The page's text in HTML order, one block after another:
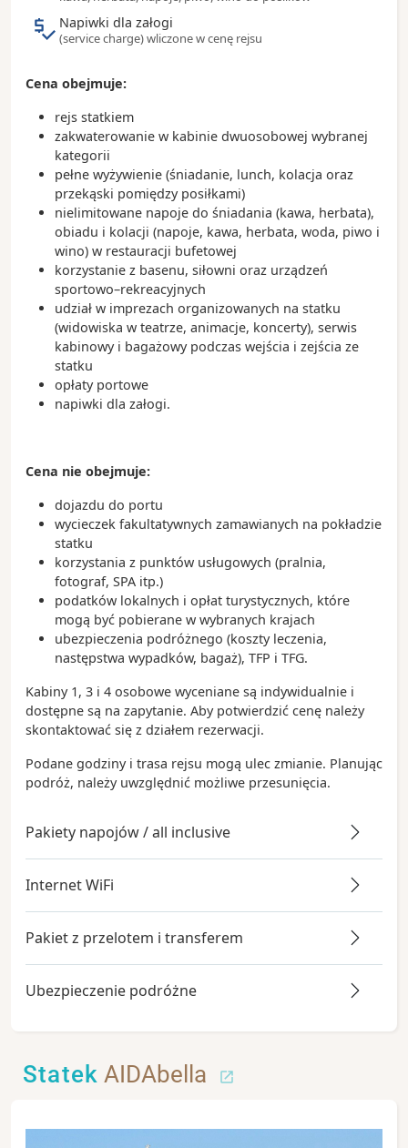
pierwszej fali popularności miasta wśród
zagranicznych turystów.
wycieczki do Negril, Ocho Rios i Falmouth.
katamaranem, rafting na bamboo raft, wizytę w
bioluminescencyjnejLuminous Lagoonczy
wycieczki do wodospadów.
Napiwki dla załogi
(service charge) wliczone w cenę rejsu
Cena obejmuje:
rejs statkiem
zakwaterowanie w kabinie dwuosobowej wybranej
kategorii
pełne wyżywienie (śniadanie, lunch, kolacja oraz
przekąski pomiędzy posiłkami)
nielimitowane napoje do śniadania (kawa, herbata),
obiadu i kolacji (napoje, kawa, herbata, woda, piwo i
wino) w restauracji bufetowej
korzystanie z basenu, siłowni oraz urządzeń
sportowo–rekreacyjnych
udział w imprezach organizowanych na statku
(widowiska w teatrze, animacje, koncerty), serwis
kabinowy i bagażowy podczas wejścia i zejścia ze
statku
opłaty portowe
napiwki dla załogi.
Cena nie obejmuje:
dojazdu do portu
wycieczek fakultatywnych zamawianych na pokładzie
statku
korzystania z punktów usługowych (pralnia,
fotograf, SPA itp.)
podatków lokalnych i opłat turystycznych, które
mogą być pobierane w wybranych krajach
ubezpieczenia podróżnego (koszty leczenia,
następstwa wypadków, bagaż), TFP i TFG.
Kabiny 1, 3 i 4 osobowe wyceniane są indywidualnie i
dostępne są na zapytanie. Aby potwierdzić cenę należy
skontaktować się z działem rezerwacji.
Podane godziny i trasa rejsu mogą ulec zmianie. Planując
podróż, należy uwzględnić możliwe przesunięcia.
Pakiety napojów / all inclusive
Internet WiFi
Pakiet z przelotem i transferem
Ubezpieczenie podróżne
Statek AIDAbella